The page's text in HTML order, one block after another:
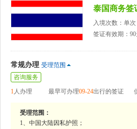
泰国商务签
入境次数：单次
签证有效期：
常规办理 受理范围
咨询服务
1人办理 最早可办理09-24出行的签证
受理范围：
1、中国大陆因私护照；